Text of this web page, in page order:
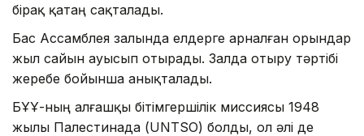
бірақ қатаң сақталады.
Бас Ассамблея залында елдерге арналған орындар
жыл сайын ауысып отырады. Залда отыру тәртібі
жеребе бойынша анықталады.
БҰҰ-ның алғашқы бітімгершілік миссиясы 1948
жылы Палестинада (UNTSO) болды, ол әлі де